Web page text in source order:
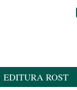
EDITURA ROST